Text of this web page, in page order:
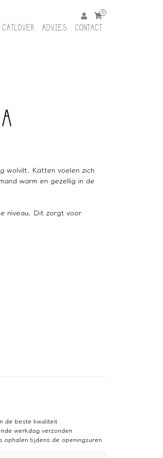
0
CATLOVER ADVIES CONTACT
wolvilt. Katten voelen zich
warm en gezellig in de
niveau. Dit zorgt voor
de beste kwaliteit
werkdag verzonden
ophalen tijdens de openingsuren